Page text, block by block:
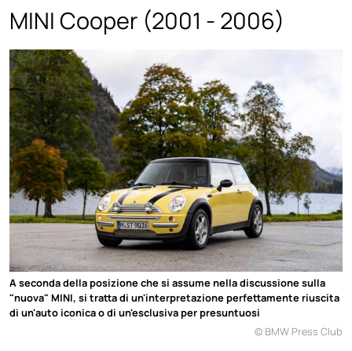
MINI Cooper (2001 - 2006)
A seconda della posizione che si assume nella discussione sulla
"nuova" MINI, si tratta di un'interpretazione perfettamente riuscita
di un'auto iconica o di un'esclusiva per presuntuosi
© BMW Press Club